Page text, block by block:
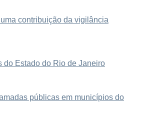
contribuição da vigilância
do Estado do Rio de Janeiro
públicas em municípios do